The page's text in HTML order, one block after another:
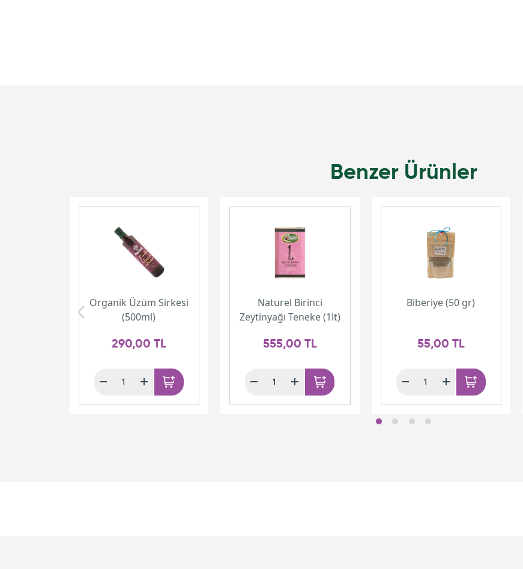
Benzer Ürünler
Organik Üzüm Sirkesi
(500ml)
290,00 TL
Naturel Birinci
Zeytinyağı Teneke (1lt)
555,00 TL
Biberiye (50 gr)
55,00 TL